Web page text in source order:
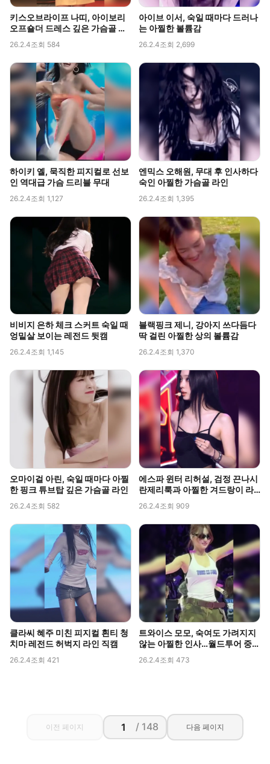
키스오브라이프 나띠, 아이보리
오프숄더 드레스 깊은 가슴골 라
26.2.4조회 584
아이브 이서, 숙일 때마다 드러나
는 아찔한 볼륨감
26.2.4조회 2,699
하이키 옐, 묵직한 피지컬로 선보
인 역대급 가슴 드리블 무대
26.2.4조회 1,127
엔믹스 오해원, 무대 후 인사하다
숙인 아찔한 가슴골 라인
26.2.4조회 1,395
비비지 은하 체크 스커트 숙일 때
엉밑살 보이는 레전드 뒷캠
26.2.4조회 1,145
블랙핑크 제니, 강아지 쓰다듬다
딱 걸린 아찔한 상의 볼륨감
26.2.4조회 1,370
오마이걸 아린, 숙일 때마다 아찔
한 핑크 튜브탑 깊은 가슴골 라인
26.2.4조회 582
에스파 윈터 리허설, 검정 끈나시
란제리룩과 아찔한 겨드랑이 라
26.2.4조회 909
클라씨 혜주 미친 피지컬 흰티 청
치마 레전드 허벅지 라인 직캠
26.2.4조회 421
트와이스 모모, 숙여도 가려지지
않는 아찔한 인사…월드투어 중
26.2.4조회 473
이전 페이지 / 148 다음 페이지